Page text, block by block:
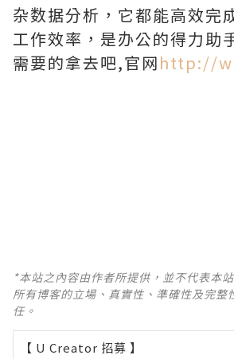
杂数据分析，它都能高效完
工作效率，是办公的得力助
需要的拿去吧,官网http://
*本站之內容由作者所提供，並不代表本
所有博客的立場、真實性、準確性及完整
任。
【 U Creator 招募 】